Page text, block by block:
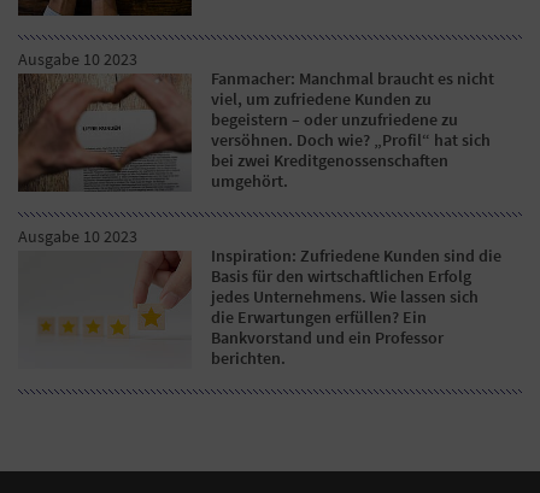
Ausgabe 10 2023
Fanmacher: Manchmal braucht es nicht
viel, um zufriedene Kunden zu
begeistern – oder unzufriedene zu
versöhnen. Doch wie? „Profil“ hat sich
bei zwei Kreditgenossenschaften
umgehört.
Ausgabe 10 2023
Inspiration: Zufriedene Kunden sind die
Basis für den wirtschaftlichen Erfolg
jedes Unternehmens. Wie lassen sich
die Erwartungen erfüllen? Ein
Bankvorstand und ein Professor
berichten.